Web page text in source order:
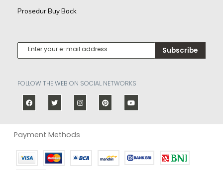
Prosedur Buy Back
Subscribe
FOLLOW THE WEB ON SOCIAL NETWORKS
Payment Methods